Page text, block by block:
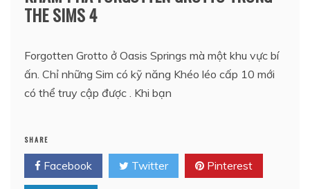
THE SIMS 4
Forgotten Grotto ở Oasis Springs mà một khu vực bí
ấn. Chỉ những Sim có kỹ năng Khéo léo cấp 10 mới
có thể truy cập được . Khi bạn
SHARE
Facebook Twitter Pinterest